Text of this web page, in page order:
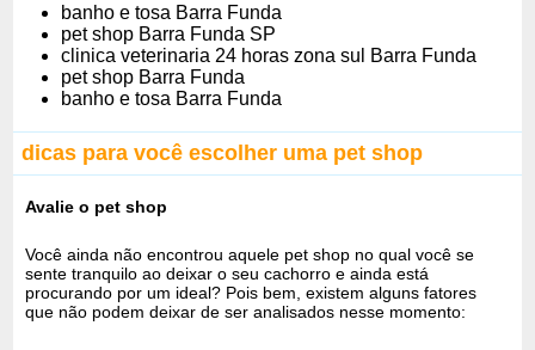
banho e tosa Barra Funda
pet shop Barra Funda SP
clinica veterinaria 24 horas zona sul Barra Funda
pet shop Barra Funda
banho e tosa Barra Funda
dicas para você escolher uma pet shop
Avalie o pet shop
Você ainda não encontrou aquele pet shop no qual você se
sente tranquilo ao deixar o seu cachorro e ainda está
procurando por um ideal? Pois bem, existem alguns fatores
que não podem deixar de ser analisados nesse momento: